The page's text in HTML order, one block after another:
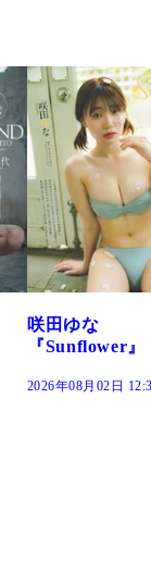
藤水咲桜『花
だまり』
2026年08月02日